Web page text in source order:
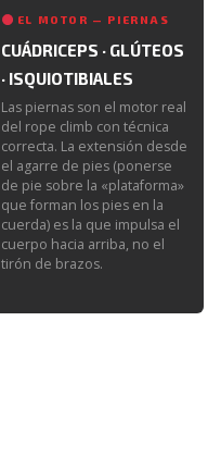
EL MOTOR — PIERNAS
CUÁDRICEPS · GLÚTEOS
· ISQUIOTIBIALES
Las piernas son el motor real
del rope climb con técnica
correcta. La extensión desde
el agarre de pies (ponerse
de pie sobre la «plataforma»
que forman los pies en la
cuerda) es la que impulsa el
cuerpo hacia arriba, no el
tirón de brazos.